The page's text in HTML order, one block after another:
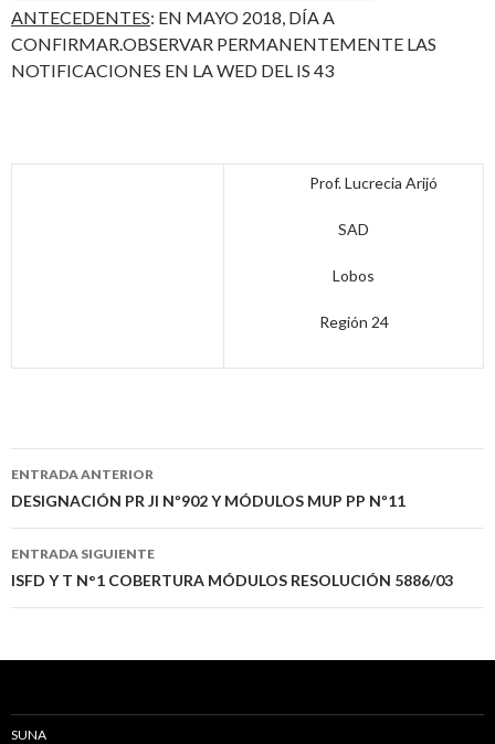
ANTECEDENTES: EN MAYO 2018, DÍA A
CONFIRMAR.OBSERVAR PERMANENTEMENTE LAS
NOTIFICACIONES EN LA WED DEL IS 43
Prof. Lucrecia Arijó
SAD
Lobos
Región 24
Navegación
de
entradas
ENTRADA ANTERIOR
DESIGNACIÓN PR JI Nº902 Y MÓDULOS MUP PP Nº11
ENTRADA SIGUIENTE
ISFD Y T N°1 COBERTURA MÓDULOS RESOLUCIÓN 5886/03
SUNA